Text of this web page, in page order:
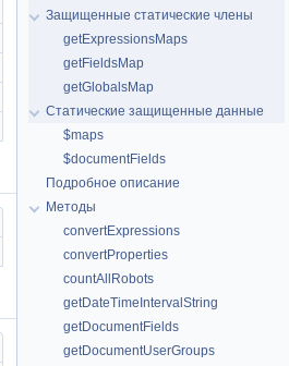
Защищенные статические члены
getExpressionsMaps
getFieldsMap
getGlobalsMap
Статические защищенные данные
$maps
$documentFields
Подробное описание
Методы
convertExpressions
convertProperties
countAllRobots
getDateTimeIntervalString
getDocumentFields
getDocumentUserGroups